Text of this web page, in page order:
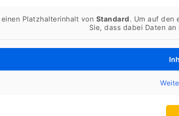
Platzhalterinhalt von Standard. Um auf den
Sie, dass dabei Daten